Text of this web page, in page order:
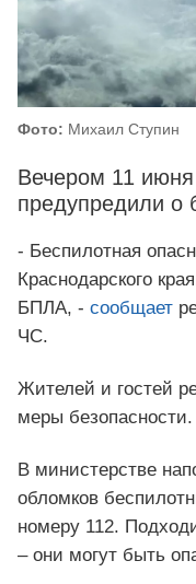
Фото: Михаил Ступин
Вечером 11
предупредили о
- Беспилотная
Краснодарского
БПЛА, - сообщает
ЧС.
Жителей и гостей
меры безопасности.
В министерстве
обломков
номеру 112.
– они могут быть